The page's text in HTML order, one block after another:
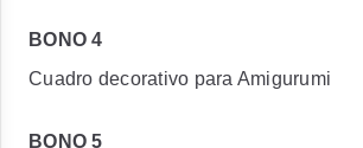
BONO 4
Cuadro decorativo para Amigurumi
BONO 5